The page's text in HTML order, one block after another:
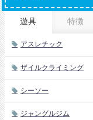
遊具 特徴
アスレチック
ザイルクライミング
シーソー
ジャングルジム